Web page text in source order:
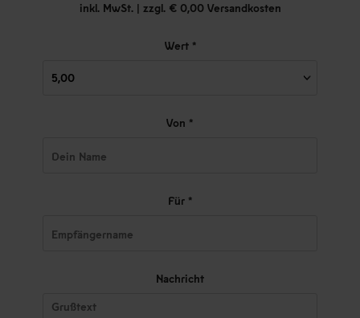
inkl. MwSt. | zzgl. € 0,00 Versandkosten
Wert *
Von *
Für *
Nachricht